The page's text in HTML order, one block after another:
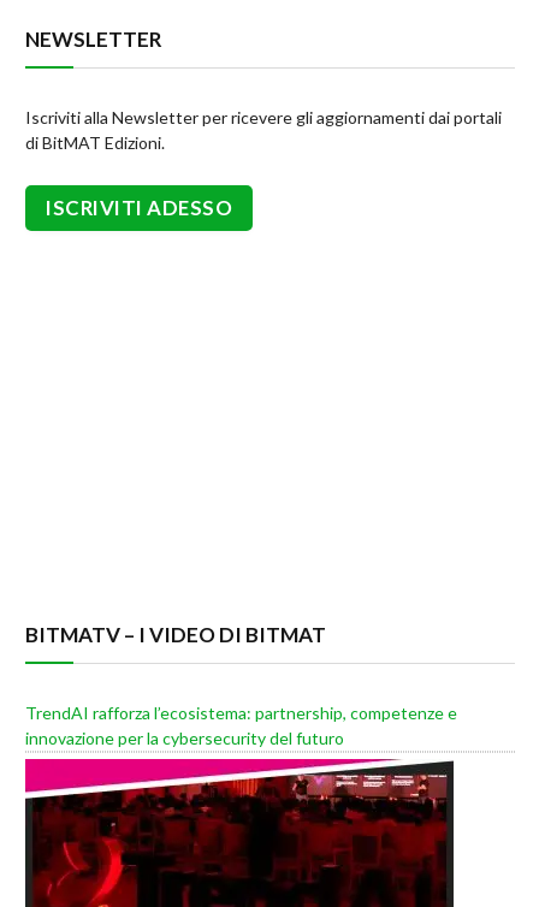
NEWSLETTER
Iscriviti alla Newsletter per ricevere gli aggiornamenti dai portali
di BitMAT Edizioni.
BITMATV – I VIDEO DI BITMAT
TrendAI rafforza l’ecosistema: partnership, competenze e
innovazione per la cybersecurity del futuro